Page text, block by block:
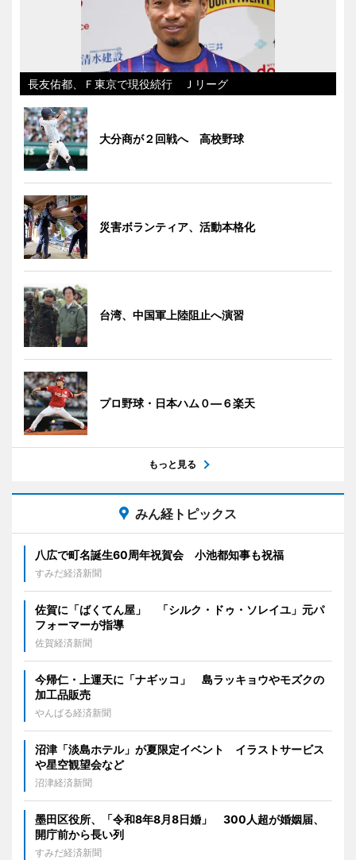
長友佑都、Ｆ東京で現役続行 Ｊリーグ
大分商が２回戦へ 高校野球
災害ボランティア、活動本格化
台湾、中国軍上陸阻止へ演習
プロ野球・日本ハム０―６楽天
もっと見る
みん経トピックス
八広で町名誕生60周年祝賀会 小池都知事も祝福
すみだ経済新聞
佐賀に「ばくてん屋」 「シルク・ドゥ・ソレイユ」元パ
フォーマーが指導
佐賀経済新聞
今帰仁・上運天に「ナギッコ」 島ラッキョウやモズクの
加工品販売
やんばる経済新聞
沼津「淡島ホテル」が夏限定イベント イラストサービス
や星空観望会など
沼津経済新聞
墨田区役所、「令和8年8月8日婚」 300人超が婚姻届、
開庁前から長い列
すみだ経済新聞